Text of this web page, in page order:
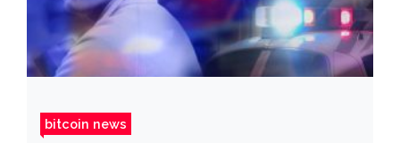
bitcoin news